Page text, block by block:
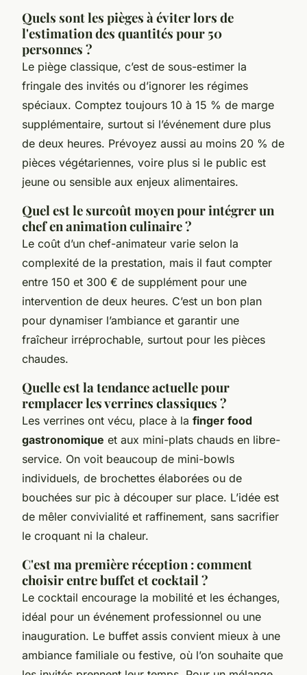
Quels sont les pièges à éviter lors de
l'estimation des quantités pour 50
personnes ?
Le piège classique, c’est de sous-estimer la
fringale des invités ou d’ignorer les régimes
spéciaux. Comptez toujours 10 à 15 % de marge
supplémentaire, surtout si l’événement dure plus
de deux heures. Prévoyez aussi au moins 20 % de
pièces végétariennes, voire plus si le public est
jeune ou sensible aux enjeux alimentaires.
Quel est le surcoût moyen pour intégrer un
chef en animation culinaire ?
Le coût d’un chef-animateur varie selon la
complexité de la prestation, mais il faut compter
entre 150 et 300 € de supplément pour une
intervention de deux heures. C’est un bon plan
pour dynamiser l’ambiance et garantir une
fraîcheur irréprochable, surtout pour les pièces
chaudes.
Quelle est la tendance actuelle pour
remplacer les verrines classiques ?
Les verrines ont vécu, place à la finger food
gastronomique et aux mini-plats chauds en libre-
service. On voit beaucoup de mini-bowls
individuels, de brochettes élaborées ou de
bouchées sur pic à découper sur place. L’idée est
de mêler convivialité et raffinement, sans sacrifier
le croquant ni la chaleur.
C'est ma première réception : comment
choisir entre buffet et cocktail ?
Le cocktail encourage la mobilité et les échanges,
idéal pour un événement professionnel ou une
inauguration. Le buffet assis convient mieux à une
ambiance familiale ou festive, où l’on souhaite que